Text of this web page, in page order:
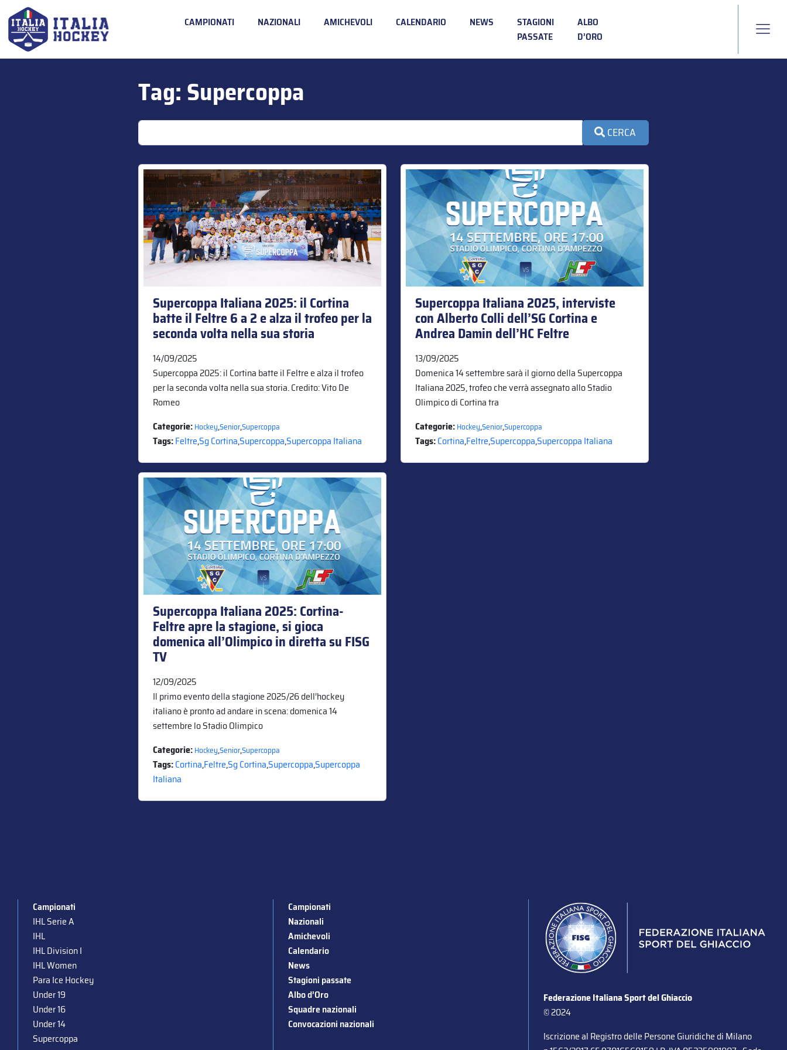
CAMPIONATI NAZIONALI AMICHEVOLI CALENDARIO NEWS
STAGIONI
PASSATE
ALBO
D’ORO
Tag:Supercoppa
CERCA
Supercoppa Italiana 2025: il Cortina
batte il Feltre 6 a 2 e alza il trofeo per la
seconda volta nella sua storia
14/09/2025
Supercoppa 2025: il Cortina batte il Feltre e alza il trofeo
per la seconda volta nella sua storia. Credito: Vito De
Romeo
Categorie:Hockey,Senior,Supercoppa
Tags:Feltre,Sg Cortina,Supercoppa,Supercoppa Italiana
Supercoppa Italiana 2025, interviste
con Alberto Colli dell’SG Cortina e
Andrea Damin dell’HC Feltre
13/09/2025
Domenica 14 settembre sarà il giorno della Supercoppa
Italiana 2025, trofeo che verrà assegnato allo Stadio
Olimpico di Cortina tra
Categorie:Hockey,Senior,Supercoppa
Tags:Cortina,Feltre,Supercoppa,Supercoppa Italiana
Supercoppa Italiana 2025: Cortina-
Feltre apre la stagione, si gioca
domenica all’Olimpico in diretta su FISG
TV
12/09/2025
Il primo evento della stagione 2025/26 dell’hockey
italiano è pronto ad andare in scena: domenica 14
settembre lo Stadio Olimpico
Categorie:Hockey,Senior,Supercoppa
Tags:Cortina,Feltre,Sg Cortina,Supercoppa,Supercoppa
Italiana
Campionati
IHL Serie A
IHL
IHL Division I
IHL Women
Para Ice Hockey
Under 19
Under 16
Under 14
Supercoppa
Campionati
Nazionali
Amichevoli
Calendario
News
Stagioni passate
Albo d’Oro
Squadre nazionali
Convocazioni nazionali
Federazione Italiana Sport del Ghiaccio
© 2024
Iscrizione al Registro delle Persone Giuridiche di Milano